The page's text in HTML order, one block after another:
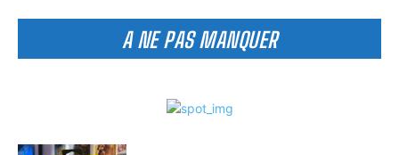
A NE PAS MANQUER